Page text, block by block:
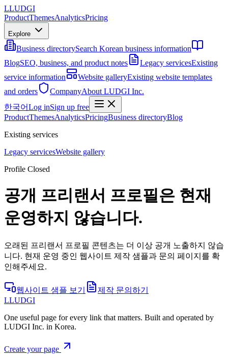
LLUDGI
ProductThemesAnalyticsPricing
Explore
Business directorySearch Korean business information
BlogSEO, business, and product notes Legacy servicesExisting
service information
Website galleryExisting website templates
and orders
CompanyAbout LUDGI Inc.
한국어Log inSign up free
ProductThemesAnalyticsPricingBusiness directoryBlog
Existing services
Legacy servicesWebsite gallery
Profile Closed
공개 프리랜서 프로필은 현재
운영하지 않습니다.
오래된 프리랜서 프로필 콘텐츠는 더 이상 공개 노출하지 않습
니다. 현재 운영 중인 웹사이트 제작 샘플과 문의 페이지를 확
인해주세요.
웹사이트 샘플 보기
제작 문의하기
LLUDGI
One useful page for every link that matters. Built and operated by
LUDGI Inc. in Korea.
Create your page